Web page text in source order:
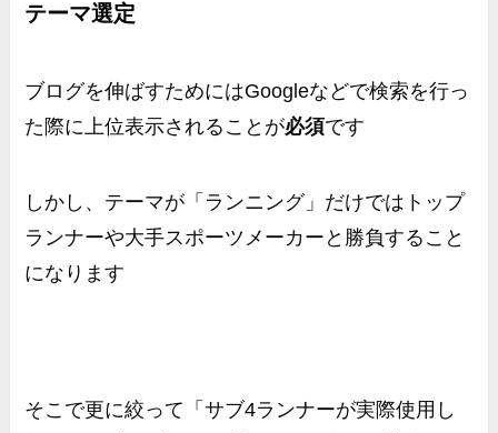
テーマ選定
ブログを伸ばすためにはGoogleなどで検索を行っ
た際に上位表示されることが必須です
しかし、テーマが「ランニング」だけではトップ
ランナーや大手スポーツメーカーと勝負すること
になります
そこで更に絞って「サブ4ランナーが実際使用し